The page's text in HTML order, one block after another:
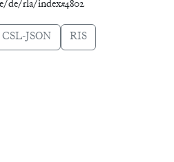
de/rla/index#4802
CSL-JSON RIS